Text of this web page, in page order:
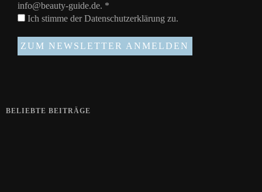
info@beauty-guide.de. *
Ich stimme derDatenschutzerklärung zu.
BELIEBTE BEITRÄGE